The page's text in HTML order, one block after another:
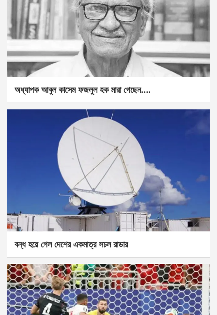
অধ্যাপক আবুল কাসেম ফজলুল হক মারা গেছেন….
বন্ধ হয়ে গেল দেশের একমাত্র সচল রাডার